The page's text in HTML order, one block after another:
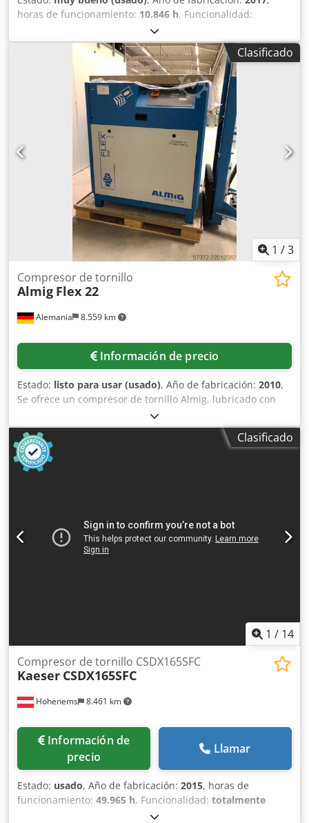
horas de funcionamiento: 10.846 h, Funcionalidad:
, Compresor de tornillo, modelo
Variable28. Inversor integrado. 28 kW 13 bar 4,24 m³/min
Año de fabricación: 2017 Crjdpfx Ahsznuf Uslsf Horas de
funcionamiento: 41.635
Clasificado
1 /3
Alemania 8.559 km
Compresor de tornillo
Almig Flex 22
Información de precio
Estado: listo para usar (usado), Año de fabricación: 2010,
Se ofrece un compresor de tornillo Almig, lubricado con
aceite y con control de velocidad. Potencia del motor: 22
kW, caudal volumétrico: 760-3910 l/min, presión máxima
de funcionamiento: 13 bar, velocidad máxima del motor:
6400 rpm, horas de funcionamiento: aproximadamente
24702. Documentación disponible. Posibilidad de
Clasificado
1 / 14
Hohenems 8.461 km
Compresor de tornillo CSDX165SFC
Kaeser CSDX165SFC
Información de
precio
Llamar
Estado: usado, Año de fabricación: 2015, horas de
funcionamiento: 49.965 h, Funcionalidad: totalmente
, Compresor de tornillo Kaeser CSDX165SFC